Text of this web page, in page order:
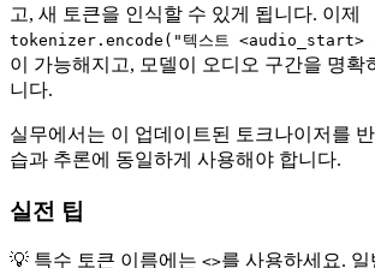
고, 새 토큰을 인식할 수 있게 됩니다. 이제
tokenizer.encode("텍스트 <audio_start>
이 가능해지고, 모델이 오디오 구간을 명확
니다.
실무에서는 이 업데이트된 토크나이저를
습과 추론에 동일하게 사용해야 합니다.
실전 팁
💡 특수 토큰 이름에는 <>를 사용하세요.